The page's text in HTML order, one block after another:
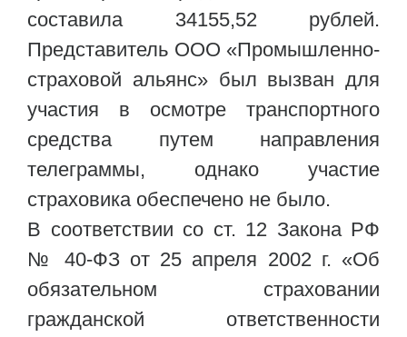
составила 34155,52 рублей.
Представитель ООО «Промышленно-
страховой альянс» был вызван для
участия в осмотре транспортного
средства путем направления
телеграммы, однако участие
страховика обеспечено не было.
В соответствии со ст. 12 Закона РФ
№ 40-ФЗ от 25 апреля 2002 г. «Об
обязательном страховании
гражданской ответственности